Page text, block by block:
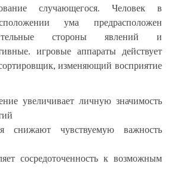
случающегося. Человек в
ума предрасположен
стороны явлений и
игровые аппараты действует
изменяющий восприятие
увеличивает личную значимость
снижают чувствуемую важность
сосредоточенность к возможным